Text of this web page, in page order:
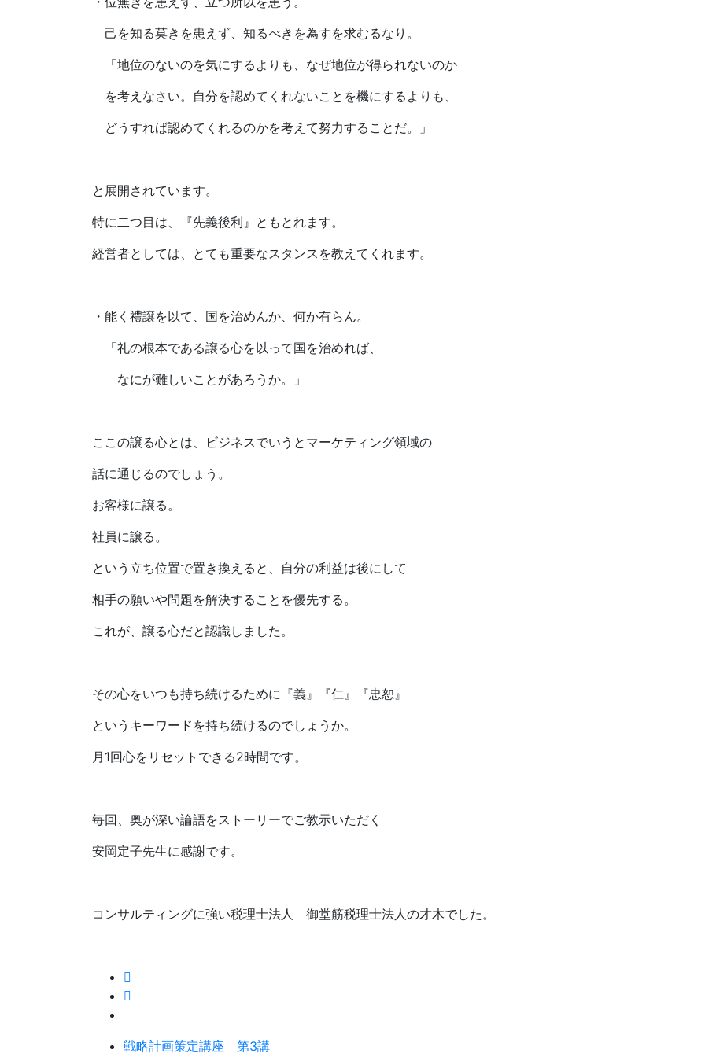
己を知る莫きを患えず、知るべきを為すを求むるなり。
「地位のないのを気にするよりも、なぜ地位が得られないのか
を考えなさい。自分を認めてくれないことを機にするよりも、
どうすれば認めてくれるのかを考えて努力することだ。」
と展開されています。
特に二つ目は、『先義後利』ともとれます。
経営者としては、とても重要なスタンスを教えてくれます。
・能く禮譲を以て、国を治めんか、何か有らん。
「礼の根本である譲る心を以って国を治めれば、
なにが難しいことがあろうか。」
ここの譲る心とは、ビジネスでいうとマーケティング領域の
話に通じるのでしょう。
お客様に譲る。
社員に譲る。
という立ち位置で置き換えると、自分の利益は後にして
相手の願いや問題を解決することを優先する。
これが、譲る心だと認識しました。
その心をいつも持ち続けるために『義』『仁』『忠恕』
というキーワードを持ち続けるのでしょうか。
月1回心をリセットできる2時間です。
毎回、奥が深い論語をストーリーでご教示いただく
安岡定子先生に感謝です。
コンサルティングに強い税理士法人 御堂筋税理士法人の才木でした。
戦略計画策定講座 第3講